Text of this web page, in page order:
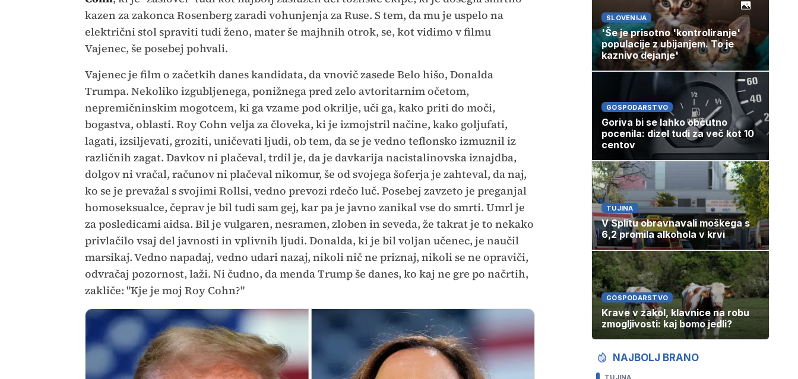
kazen za zakonca Rosenberg zaradi vohunjenja za Ruse. S tem, da mu je uspelo na
električni stol spraviti tudi ženo, mater še majhnih otrok, se, kot vidimo v filmu
Vajenec, še posebej pohvali.
Vajenec je film o začetkih danes kandidata, da vnovič zasede Belo hišo, Donalda
Trumpa. Nekoliko izgubljenega, ponižnega pred zelo avtoritarnim očetom,
nepremičninskim mogotcem, ki ga vzame pod okrilje, uči ga, kako priti do moči,
bogastva, oblasti. Roy Cohn velja za človeka, ki je izmojstril načine, kako goljufati,
lagati, izsiljevati, groziti, uničevati ljudi, ob tem, da se je vedno teflonsko izmuznil iz
različnih zagat. Davkov ni plačeval, trdil je, da je davkarija nacistalinovska iznajdba,
dolgov ni vračal, računov ni plačeval nikomur, še od svojega šoferja je zahteval, da naj,
ko se je prevažal s svojimi Rollsi, vedno prevozi rdečo luč. Posebej zavzeto je preganjal
homoseksualce, čeprav je bil tudi sam gej, kar pa je javno zanikal vse do smrti. Umrl je
za posledicami aidsa. Bil je vulgaren, nesramen, zloben in seveda, že takrat je to nekako
privlačilo vsaj del javnosti in vplivnih ljudi. Donalda, ki je bil voljan učenec, je naučil
marsikaj. Vedno napadaj, vedno udari nazaj, nikoli nič ne priznaj, nikoli se ne opraviči,
odvračaj pozornost, laži. Ni čudno, da menda Trump še danes, ko kaj ne gre po načrtih,
zakliče: "Kje je moj Roy Cohn?"
SLOVENIJA
'Še je prisotno 'kontroliranje'
populacije z ubijanjem. To je
kaznivo dejanje'
GOSPODARSTVO
Goriva bi se lahko občutno
pocenila: dizel tudi za več kot 10
centov
TUJINA
V Splitu obravnavali moškega s
6,2 promila alkohola v krvi
GOSPODARSTVO
Krave v zakol, klavnice na robu
zmogljivosti: kaj bomo jedli?
NAJBOLJ BRANO